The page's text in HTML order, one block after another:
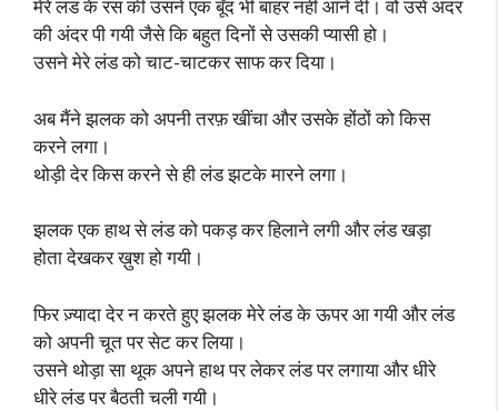
मेरे लंड के रस की उसने एक बूँद भी बाहर नहीं आने दी। वो उसे अंदर
की अंदर पी गयी जैसे कि बहुत दिनों से उसकी प्यासी हो।
उसने मेरे लंड को चाट-चाटकर साफ कर दिया।
अब मैंने झलक को अपनी तरफ़ खींचा और उसके होंठों को किस
करने लगा।
थोड़ी देर किस करने से ही लंड झटके मारने लगा।
झलक एक हाथ से लंड को पकड़ कर हिलाने लगी और लंड खड़ा
होता देखकर ख़ुश हो गयी।
फिर ज़्यादा देर न करते हुए झलक मेरे लंड के ऊपर आ गयी और लंड
को अपनी चूत पर सेट कर लिया।
उसने थोड़ा सा थूक अपने हाथ पर लेकर लंड पर लगाया और धीरे
धीरे लंड पर बैठती चली गयी।